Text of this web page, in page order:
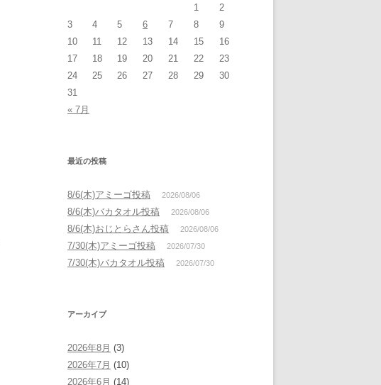
1
2
3
4 5 6 7 8
9
10
11 12 13 14 15
16
17
18 19 20 21 22
23
24
25 26 27 28 29
30
31
« 7月
最近の投稿
8/6(木)アミーゴ投稿 2026/08/06
8/6(木)バカタオル投稿 2026/08/06
8/6(木)おじとらさん投稿 2026/08/06
7/30(木)アミーゴ投稿 2026/07/30
7/30(木)バカタオル投稿 2026/07/30
アーカイブ
2026年8月 (3)
2026年7月 (10)
2026年6月 (14)